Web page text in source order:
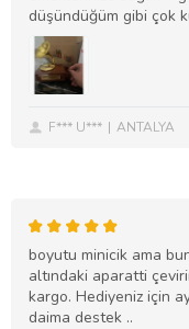
düşündüğüm gibi çok
F*** U*** ANTALYA
boyutu minicik ama
altındaki aparatti
kargo. Hediyeniz için
daima destek ..